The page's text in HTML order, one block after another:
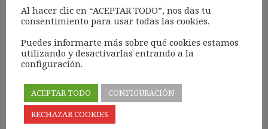
Al hacer clic en “ACEPTAR TODO”, nos das tu
consentimiento para usar todas las cookies.
Puedes informarte más sobre qué cookies estamos
utilizando y desactivarlas entrando a la
configuración.
ACEPTAR TODO
CONFIGURACIÓN
RECHAZAR COOKIES